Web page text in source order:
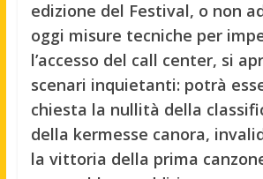
edizione del Festival, o non
oggi misure tecniche per
l’accesso del call center, si
scenari inquietanti: potrà
chiesta la nullità della
della kermesse canora,
la vittoria della prima